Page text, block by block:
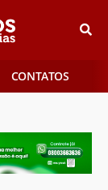
CONTATOS